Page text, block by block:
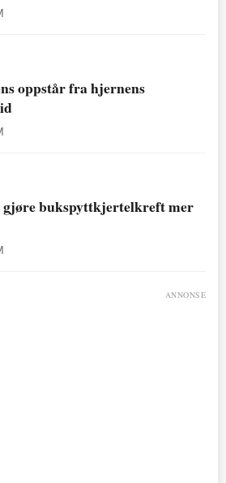
oppstår fra hjernens
gjøre bukspyttkjertelkreft mer
ANNONSE